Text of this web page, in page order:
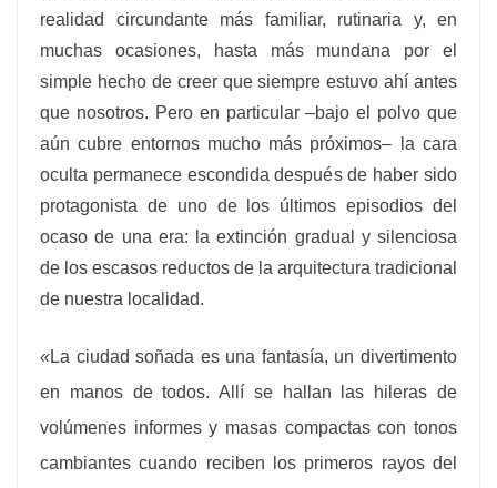
realidad circundante más familiar, rutinaria y, en
muchas ocasiones, hasta más mundana por el
simple hecho de creer que siempre estuvo ahí antes
que nosotros. Pero en particular –bajo el polvo que
aún cubre entornos mucho más próximos– la cara
oculta permanece escondida después de haber sido
protagonista de uno de los últimos episodios del
ocaso de una era: la extinción gradual y silenciosa
de los escasos reductos de la arquitectura tradicional
de nuestra localidad.
«La ciudad soñada es una fantasía, un divertimento
en manos de todos. Allí se hallan las hileras de
volúmenes informes y masas compactas con tonos
cambiantes cuando reciben los primeros rayos del